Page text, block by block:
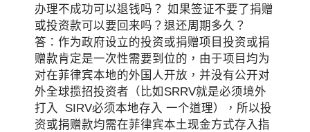
办理不成功可以退钱吗？ 如果签证不要了捐赠
或投资款可以要回来吗？退还周期多久？
答：作为政府设立的投资或捐赠项目投资或捐
赠款肯定是一次性需要到位的，由于项目均为
对在菲律宾本地的外国人开放，并没有公开对
外全球揽招投资者（比如SRRV就是必须境外
打入 SIRV必须本地存入 一个道理），所以投
资或捐赠款均需在菲律宾本土现金方式存入指